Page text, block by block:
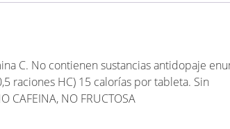
C. No contienen sustancias antidopaje
raciones HC) 15 calorías por tableta. Sin
CAFEINA, NO FRUCTOSA